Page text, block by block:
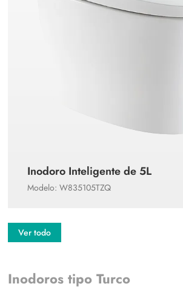
Inodoro Inteligente de 5L
Modelo: W835105TZQ
Ver todo
Inodoros tipo Turco